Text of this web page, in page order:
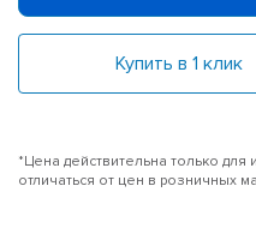
Купить в 1 клик
*Цена действительна только
отличаться от цен в розничных